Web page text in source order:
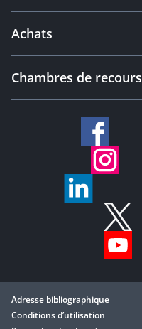
Achats
Chambres de recours
Adresse bibliographique
Conditions d’utilisation